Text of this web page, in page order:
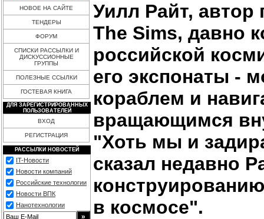
НОВОЕ НА САЙТЕ
ТЕНДЕРЫ
ФОРУМ
СПИСКИ РАССЫЛКИ И
ДИСКУССИОННЫЕ
ГРУППЫ
ПОЛЕЗНЫЕ ССЫЛКИ
ГОСТЕВАЯ КНИГА
ДЛЯ ЗАРЕГИСТРИРОВАННЫХ
ПОЛЬЗОВАТЕЛЕЙ
ВХОД
РЕГИСТРАЦИЯ
РАССЫЛКИ НОВОСТЕЙ
IT-Новости
Новости компаний
Российские технологии
Новости ВПК
Нанотехнологии
Уилл Райт,
The Sims, давно
российской
его экспонаты -
кораблем и
вращающимся
"Хоть мы и
сказал недавно
в космосе".